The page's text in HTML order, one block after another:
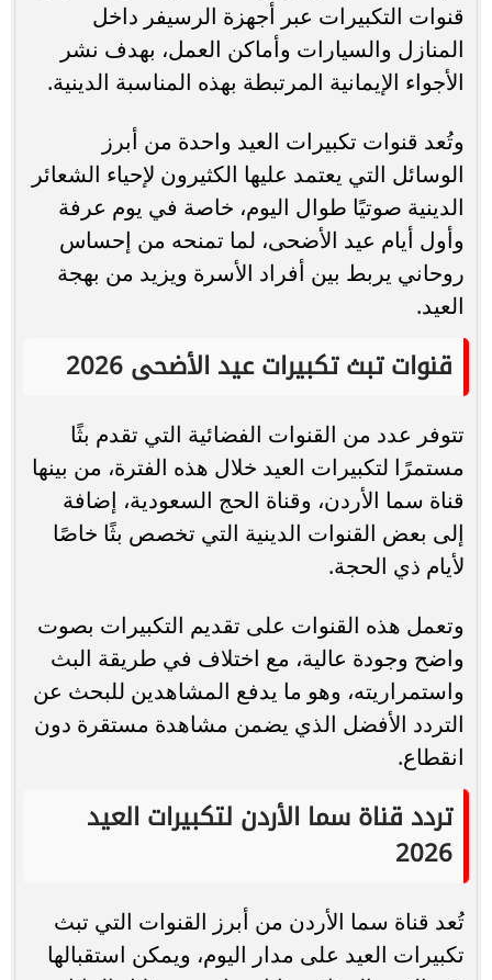
قنوات التكبيرات عبر أجهزة الرسيفر داخل
المنازل والسيارات وأماكن العمل، بهدف نشر
الأجواء الإيمانية المرتبطة بهذه المناسبة الدينية.
وتُعد قنوات تكبيرات العيد واحدة من أبرز
الوسائل التي يعتمد عليها الكثيرون لإحياء الشعائر
الدينية صوتيًا طوال اليوم، خاصة في يوم عرفة
وأول أيام عيد الأضحى، لما تمنحه من إحساس
روحاني يربط بين أفراد الأسرة ويزيد من بهجة
العيد.
قنوات تبث تكبيرات عيد الأضحى 2026
تتوفر عدد من القنوات الفضائية التي تقدم بثًا
مستمرًا لتكبيرات العيد خلال هذه الفترة، من بينها
قناة سما الأردن، وقناة الحج السعودية، إضافة
إلى بعض القنوات الدينية التي تخصص بثًا خاصًا
لأيام ذي الحجة.
وتعمل هذه القنوات على تقديم التكبيرات بصوت
واضح وجودة عالية، مع اختلاف في طريقة البث
واستمراريته، وهو ما يدفع المشاهدين للبحث عن
التردد الأفضل الذي يضمن مشاهدة مستقرة دون
انقطاع.
تردد قناة سما الأردن لتكبيرات العيد
2026
تُعد قناة سما الأردن من أبرز القنوات التي تبث
تكبيرات العيد على مدار اليوم، ويمكن استقبالها